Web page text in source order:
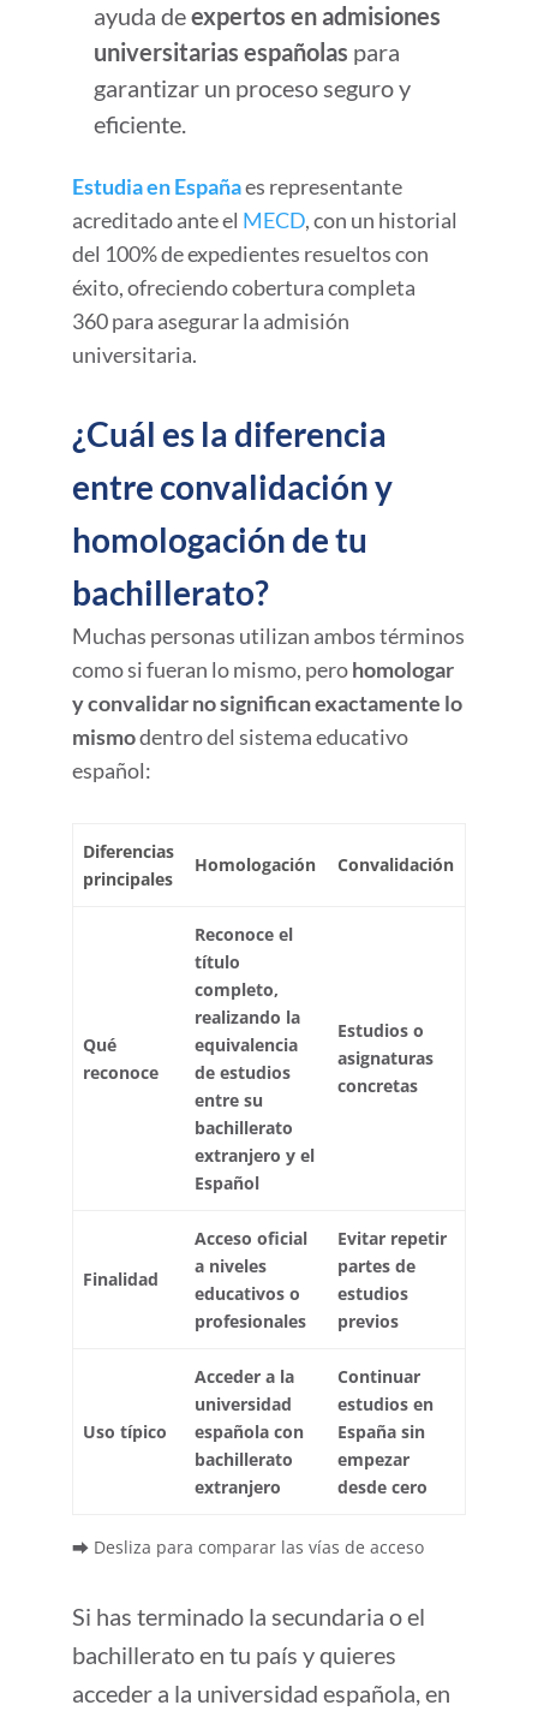
ayuda deexpertos en admisiones
universitarias españolas para
garantizar un proceso seguro y
eficiente.
Estudia en Españaes representante
acreditado ante el MECD, con un historial
del 100% de expedientes resueltos con
éxito, ofreciendo cobertura completa
360 para asegurar la admisión
universitaria.
¿Cuál es la diferencia
entre convalidación y
homologación de tu
bachillerato?
Muchas personas utilizan ambos términos
como si fueran lo mismo, perohomologar
y convalidar no significan exactamente lo
mismodentro del sistema educativo
español:
Diferencias
principales
Homologación Convalidación
Qué
reconoce
Reconoce el
título
completo,
realizando la
equivalencia
de estudios
entre su
bachillerato
extranjero y el
Español
Estudios o
asignaturas
concretas
Finalidad
Acceso oficial
a niveles
educativos o
profesionales
Evitar repetir
partes de
estudios
previos
Uso típico
Acceder a la
universidad
española con
bachillerato
extranjero
Continuar
estudios en
España sin
empezar
desde cero
⮕ Desliza para comparar las vías de acceso
Si has terminado la secundaria o el
bachillerato en tu país y quieres
acceder a la universidad española, en